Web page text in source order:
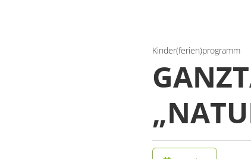
Kinder(ferien)programm